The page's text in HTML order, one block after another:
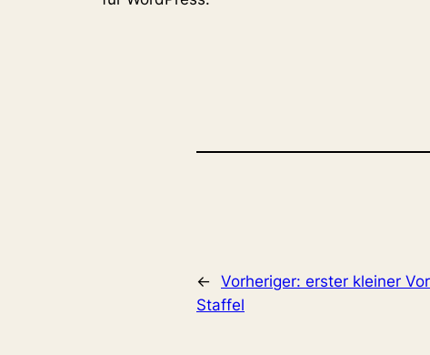
← Vorheriger: erster kleiner
Staffel